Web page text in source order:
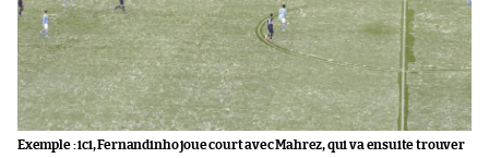
Exemple : ici, Fernandinho joue court avec Mahrez, qui va ensuite trouver